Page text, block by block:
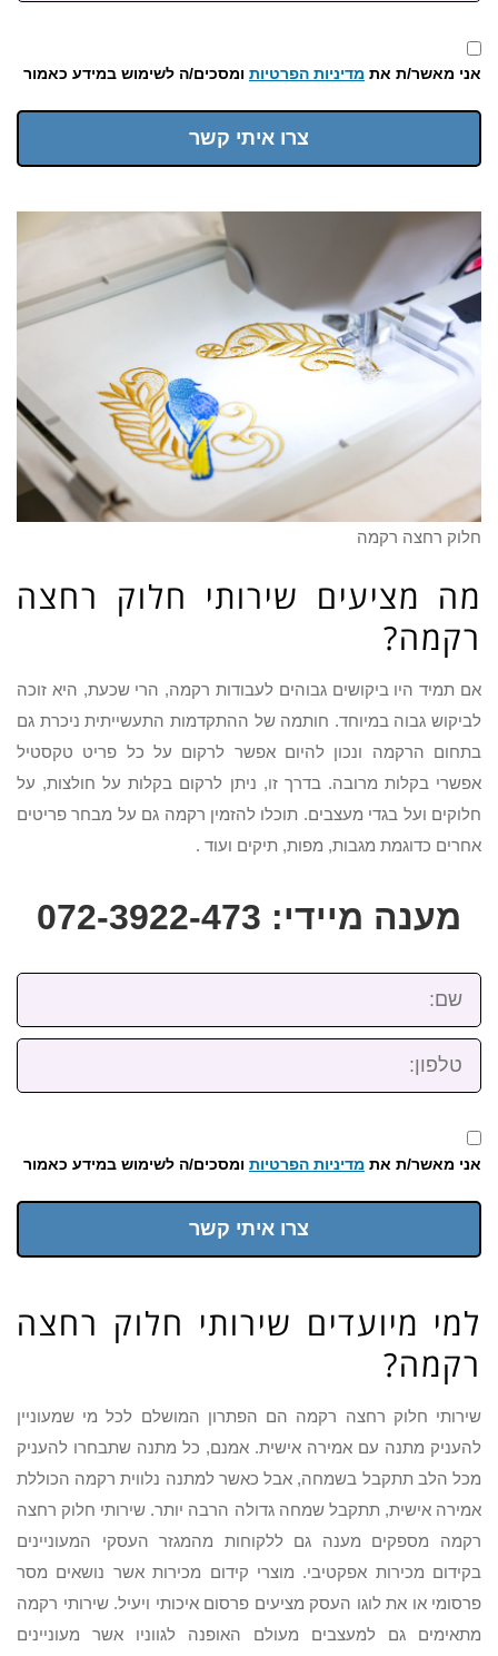
אני מאשר/ת את מדיניות הפרטיות ומסכים/ה לשימוש במידע כאמור
צרו איתי קשר
חלוק רחצה רקמה
מה מציעים שירותי חלוק רחצה
רקמה?
אם תמיד היו ביקושים גבוהים לעבודות רקמה, הרי שכעת, היא זוכה
לביקוש גבוה במיוחד. חותמה של ההתקדמות התעשייתית ניכרת גם
בתחום הרקמה ונכון להיום אפשר לרקום על כל פריט טקסטיל
אפשרי בקלות מרובה. בדרך זו, ניתן לרקום בקלות על חולצות, על
חלוקים ועל בגדי מעצבים. תוכלו להזמין רקמה גם על מבחר פריטים
אחרים כדוגמת מגבות, מפות, תיקים ועוד .
מענה מיידי: 072-3922-473
שם:
טלפון:
אני מאשר/ת את מדיניות הפרטיות ומסכים/ה לשימוש במידע כאמור
צרו איתי קשר
למי מיועדים שירותי חלוק רחצה
רקמה?
שירותי חלוק רחצה רקמה הם הפתרון המושלם לכל מי שמעוניין
להעניק מתנה עם אמירה אישית. אמנם, כל מתנה שתבחרו להעניק
מכל הלב תתקבל בשמחה, אבל כאשר למתנה נלווית רקמה הכוללת
אמירה אישית, תתקבל שמחה גדולה הרבה יותר. שירותי חלוק רחצה
רקמה מספקים מענה גם ללקוחות מהמגזר העסקי המעוניינים
בקידום מכירות אפקטיבי. מוצרי קידום מכירות אשר נושאים מסר
פרסומי או את לוגו העסק מציעים פרסום איכותי ויעיל. שירותי רקמה
מתאימים גם למעצבים מעולם האופנה לגווניו אשר מעוניינים